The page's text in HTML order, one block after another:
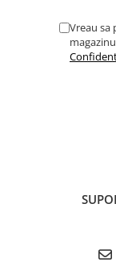
Vreau sa